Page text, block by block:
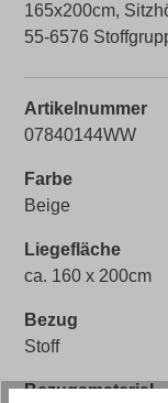
165x200cm,
55-6576
Artikelnummer
07840144WW
Farbe
Beige
Liegefläche
ca. 160 x 200cm
Bezug
Stoff
Bezugsmaterial